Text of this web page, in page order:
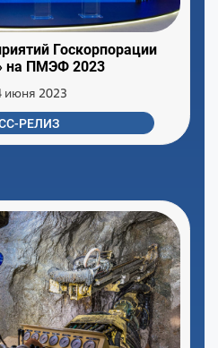
Госкорпорации
на ПМЭФ 2023
июня 2023
РЕЛИЗ